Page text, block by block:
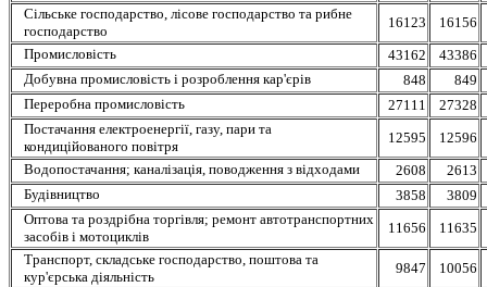
Сільське господарство, лісове господарство та рибне
господарство
16123
16156
Промисловість
43162
43386
Добувна промисловість і розроблення кар'єрів
848
849
Переробна промисловість
27111
27328
Постачання електроенергії, газу, пари та
кондиційованого повітря
12595
12596
Водопостачання; каналізація, поводження з відходами
2608
2613
Будівництво
3858
3809
Оптова та роздрібна торгівля; ремонт автотранспортних
засобів і мотоциклів
11656
11635
Транспорт, складське господарство, поштова та
кур'єрська діяльність
9847
10056